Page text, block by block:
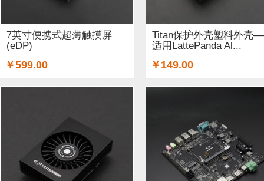
7英寸便携式超薄触摸屏
(eDP)
￥599.00
Titan保护外壳塑料外壳
适用LattePanda Al...
￥149.00